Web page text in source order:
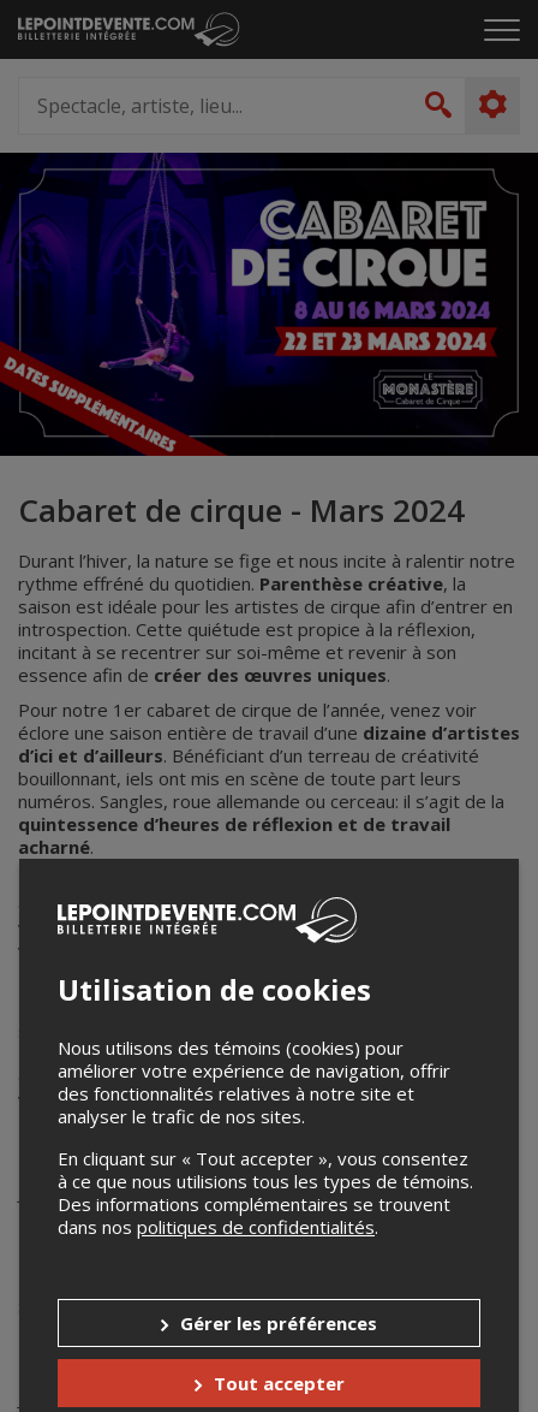
Passer
au
le
artiste,
lieu...
Cabaret de cirque - Mars 2024
Durant l’hiver, la nature se fige et nous incite à ralentir notre
rythme effréné du quotidien. Parenthèse créative, la
saison est idéale pour les artistes de cirque afin d’entrer en
introspection. Cette quiétude est propice à la réflexion,
incitant à se recentrer sur soi-même et revenir à son
essence afin de créer des œuvres uniques.
Pour notre 1er cabaret de cirque de l’année, venez voir
éclore une saison entière de travail d’une dizaine d’artistes
d’ici et d’ailleurs. Bénéficiant d’un terreau de créativité
bouillonnant, iels ont mis en scène de toute part leurs
numéros. Sangles, roue allemande ou cerceau: il s’agit de la
quintessence d’heures de réflexion et de travail
acharné.
de partage et de découverte! Lumière tamisée, hauteur
vertigineuse sous la voûte, effluves de maïs soufflé chaud,
vous allez être sous le charme de ce lieu patrimonial de
caractère.
Pour vous aider à faire croître votre sérotonine, comptez
Olipage. Personnages hauts en couleur, professionnels
chevronnés du divertissement et experts de l’absurde, ils
vous réchaufferont autant qu’un doux rayon de soleil!
Expérience de vie
LES ARTISTES
Jerry Tremblay - Maître de cérémonie
Marilou Verschelden - Roue Allemande
Louis Joyal - Sangles aériennes
Santiago Rivera - Jonglerie
Mariana Del Rio - Cerceau aérien
Maël Tran - Équilibre sur cannes
Tori Boggs - Corde à danser
Jesse Harris - Mât chinois
Utilisation de cookies
Nous utilisons des témoins (cookies) pour
améliorer votre expérience de navigation, offrir
des fonctionnalités relatives à notre site et
analyser le trafic de nos sites.
En cliquant sur « Tout accepter », vous consentez
à ce que nous utilisions tous les types de témoins.
Des informations complémentaires se trouvent
dans nos politiques de confidentialités.
Gérer les préférences
Tout accepter